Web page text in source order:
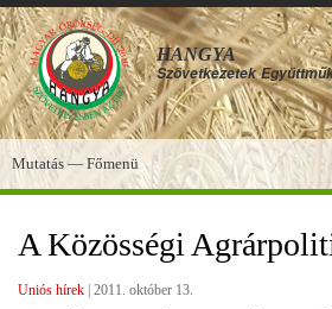
Ugrás
a
HANGYA
Szövetkezetek
Főmenü
Mutatás — Főmenü
A Közösségi
Uniós hírek 2011. október 13.